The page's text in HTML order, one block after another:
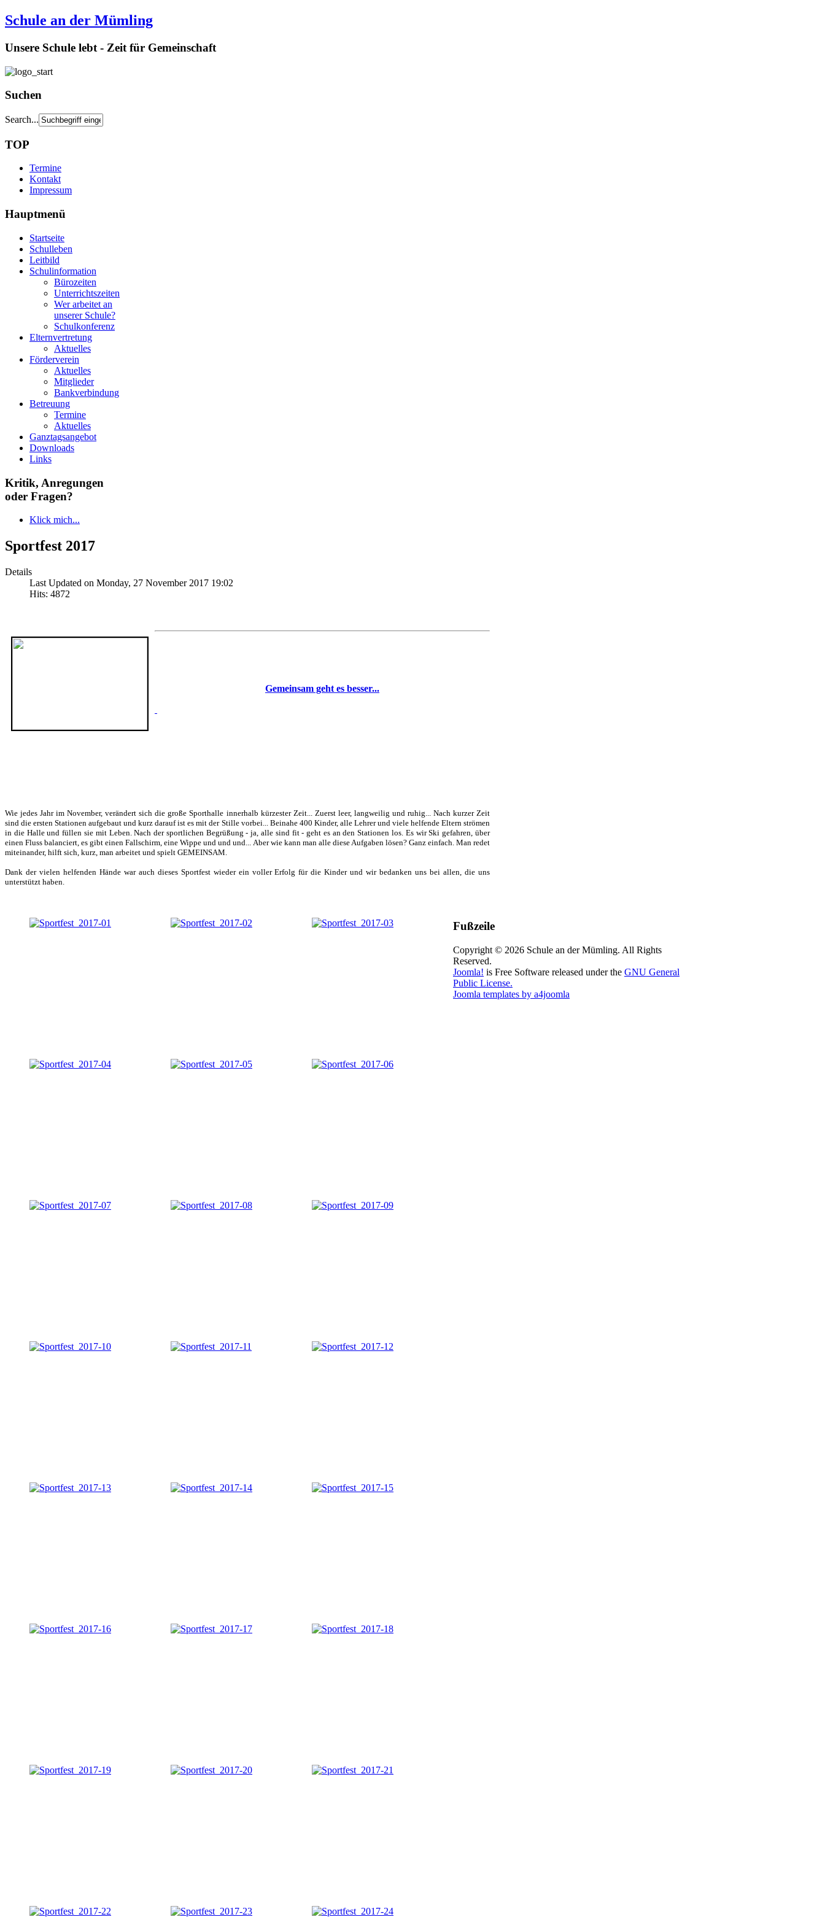
Schule an der Mümling
Unsere Schule lebt - Zeit für Gemeinschaft
Suchen
Search...
TOP
Termine
Kontakt
Impressum
Hauptmenü
Startseite
Schulleben
Leitbild
Schulinformation
Bürozeiten
Unterrichtszeiten
Wer arbeitet an
unserer Schule?
Schulkonferenz
Elternvertretung
Aktuelles
Förderverein
Aktuelles
Mitglieder
Bankverbindung
Betreuung
Termine
Aktuelles
Ganztagsangebot
Downloads
Links
Kritik, Anregungen
oder Fragen?
Klick mich...
Sportfest 2017
Details
Last Updated on Monday, 27 November 2017 19:02
Hits: 4872
Gemeinsam geht es besser...
Wie jedes Jahr im November, verändert sich die große Sporthalle innerhalb kürzester Zeit... Zuerst leer, langweilig und ruhig... Nach kurzer Zeit
sind die ersten Stationen aufgebaut und kurz darauf ist es mit der Stille vorbei... Beinahe 400 Kinder, alle Lehrer und viele helfende Eltern strömen
in die Halle und füllen sie mit Leben. Nach der sportlichen Begrüßung - ja, alle sind fit - geht es an den Stationen los. Es wir Ski gefahren, über
einen Fluss balanciert, es gibt einen Fallschirm, eine Wippe und und und... Aber wie kann man alle diese Aufgaben lösen? Ganz einfach. Man redet
miteinander, hilft sich, kurz, man arbeitet und spielt GEMEINSAM.
Dank der vielen helfenden Hände war auch dieses Sportfest wieder ein voller Erfolg für die Kinder und wir bedanken uns bei allen, die uns
unterstützt haben.
Fußzeile
Copyright © 2026 Schule an der Mümling. All Rights
Reserved.
Joomla! is Free Software released under the GNU General
Public License.
Joomla templates by a4joomla